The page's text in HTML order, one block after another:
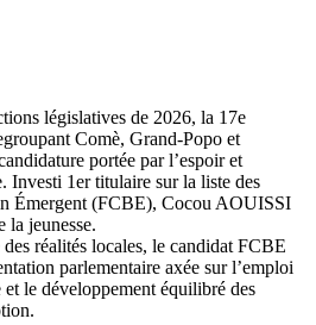
législatives de 2026, la 17e
Comè, Grand-Popo et
portée par l’espoir et
Investi 1er titulaire sur la liste des
Émergent (FCBE), Cocou AOUISSI
la jeunesse.
réalités locales, le candidat FCBE
parlementaire axée sur l’emploi
le développement équilibré des